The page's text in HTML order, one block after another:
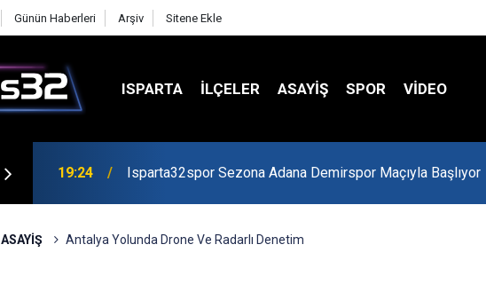
Günün Haberleri Arşiv Sitene Ekle
ISPARTA İLÇELER ASAYİŞ SPOR VIDEO
19:22 Isparta Kredi Batağında
ASAYİŞ Antalya Yolunda Drone Ve Radarlı Denetim